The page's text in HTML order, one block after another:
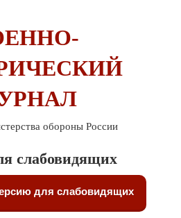
обороны России
слабовидящих
для слабовидящих